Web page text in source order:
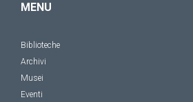
MENU
Biblioteche
Archivi
Musei
Eventi